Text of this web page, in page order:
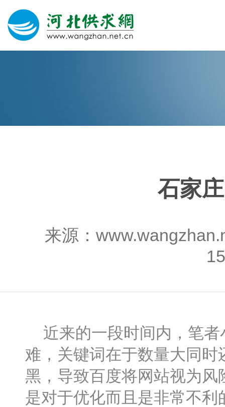
石家
来源：
近来的一段时间内，笔者
难，关键词在于数量大同
黑，导致百度将网站视为
是对于优化而且是非常不